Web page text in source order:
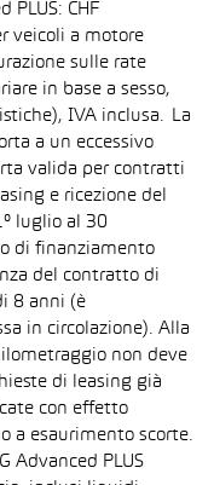
PLUS: CHF
veicoli a motore
sulle rate
in base a sesso,
IVA inclusa. La
a un eccessivo
valida per contratti
e ricezione del
luglio al 30
di finanziamento
del contratto di
8 anni (è
in circolazione). Alla
non deve
di leasing già
con effetto
a esaurimento scorte.
Advanced PLUS